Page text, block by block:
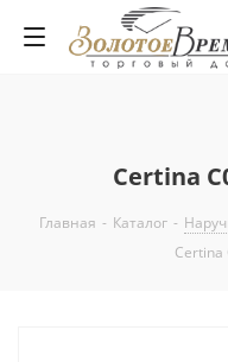
Certina
Главная - Каталог -
Certina